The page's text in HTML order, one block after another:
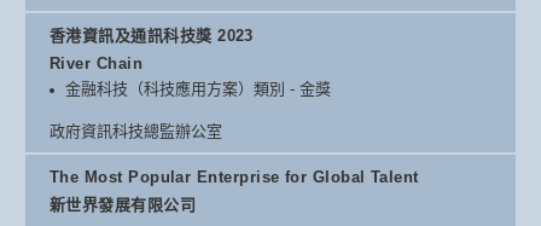
香港資訊及通訊科技獎 2023
River Chain
金融科技（科技應用方案）類別 - 金獎
政府資訊科技總監辦公室
The Most Popular Enterprise for Global Talent
新世界發展有限公司